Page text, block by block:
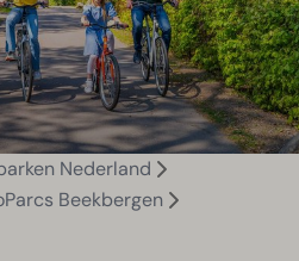
Nederland
Beekbergen